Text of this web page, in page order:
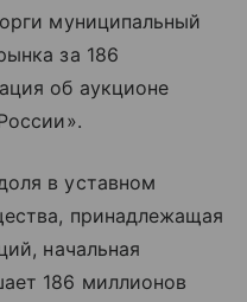
муниципальный
за 186
об аукционе
в уставном
принадлежащая
начальная
186 миллионов